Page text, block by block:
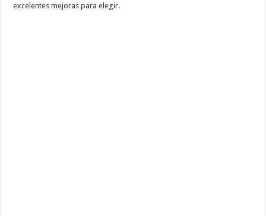
excelentes mejoras para elegir.